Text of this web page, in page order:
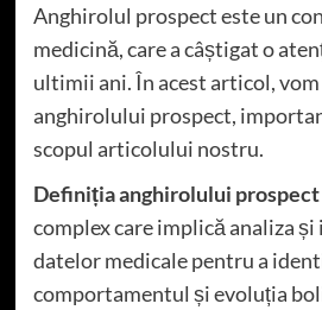
Anghirolul prospect este un
medicină, care a câștigat o
ultimii ani. În acest articol,
anghirolului prospect,
scopul articolului nostru.
Definiția anghirolului prospect
complex care implică analiza
datelor medicale pentru a
comportamentul și evoluția